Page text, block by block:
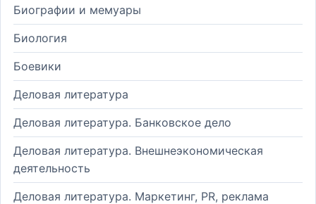
Биографии и мемуары
Биология
Боевики
Деловая литература
Деловая литература. Банковское дело
Деловая литература. Внешнеэкономическая
деятельность
Деловая литература. Маркетинг, PR, реклама